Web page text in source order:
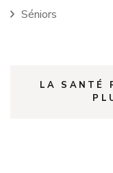
Séniors
LA SANTÉ